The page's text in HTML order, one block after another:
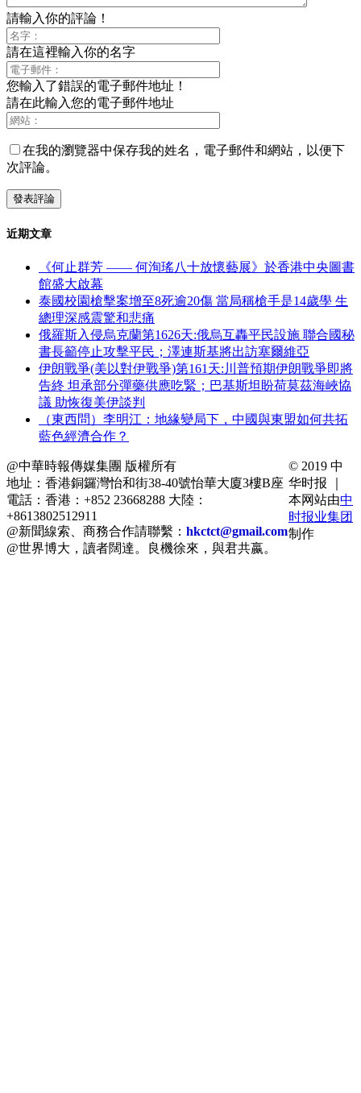
請輸入你的評論！
請在這裡輸入你的名字
您輸入了錯誤的電子郵件地址！
請在此輸入您的電子郵件地址
在我的瀏覽器中保存我的姓名，電子郵件和網站，以便下
次評論。
近期文章
《何止群芳 —— 何洵瑤八十放懷藝展》於香港中央圖書
館盛大啟幕
泰國校園槍擊案增至8死逾20傷 當局稱槍手是14歲學 生
總理深感震驚和悲痛
俄羅斯入侵烏克蘭第1626天:俄烏互轟平民設施 聯合國秘
書長籲停止攻擊平民；澤連斯基將出訪塞爾維亞
伊朗戰爭(美以對伊戰爭)第161天:川普預期伊朗戰爭即將
告終 坦承部分彈藥供應吃緊；巴基斯坦盼荷莫茲海峽協
議 助恢復美伊談判
（東西問）李明江：地緣變局下，中國與東盟如何共拓
藍色經濟合作？
@中華時報傳媒集團 版權所有
地址：香港銅鑼灣怡和街38-40號怡華大廈3樓B座
電話：香港：+852 23668288 大陸：
+8613802512911
@新聞線索、商務合作請聯繫： hkctct@gmail.com
@世界博大，讀者闊達。良機徐來，與君共嬴。
© 2019 中
华时报 ｜
本网站由中
时报业集团
制作